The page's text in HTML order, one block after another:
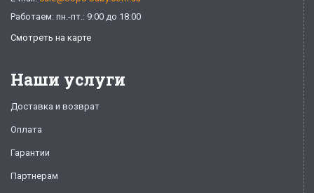
Работаем: пн.-пт.: 9:00 до 18:00
Смотреть на карте
Наши услуги
Доставка и возврат
Оплата
Гарантии
Партнерам